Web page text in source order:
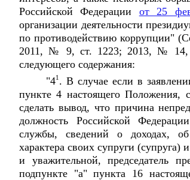
Российской Федерации от 25
организации деятельности
по противодействию коррупции"
2011, № 9, ст. 1223; 2013, № 14,
следующего содержания:
"41 . В случае если в
пункте 4 настоящего Положения,
сделать вывод, что причина
должность Российской
службы, сведений о доходах, об
характера своих супруги (супруга)
и уважительной, председатель
подпункте "а" пункта 16